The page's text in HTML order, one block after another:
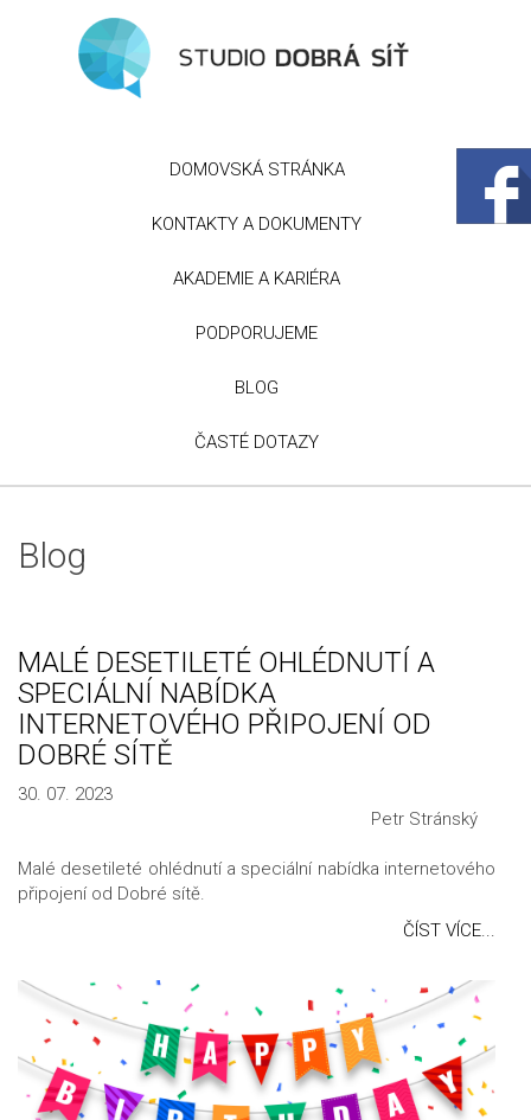
DOMOVSKÁ STRÁNKA
KONTAKTY A DOKUMENTY
AKADEMIE A KARIÉRA
PODPORUJEME
BLOG
ČASTÉ DOTAZY
Blog
MALÉ DESETILETÉ OHLÉDNUTÍ A
SPECIÁLNÍ NABÍDKA
INTERNETOVÉHO PŘIPOJENÍ OD
DOBRÉ SÍTĚ
30. 07. 2023
Petr Stránský
Malé desetileté ohlédnutí a speciální nabídka internetového
připojení od Dobré sítě.
ČÍST VÍCE...